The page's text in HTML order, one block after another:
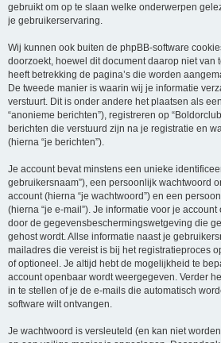
gebruikt om op te slaan welke onderwerpen
je gebruikerservaring.
Wij kunnen ook buiten de phpBB-software
doorzoekt, hoewel dit document daarop niet van
heeft betrekking de pagina’s die worden
De tweede manier is waarin wij je informatie
verstuurt. Dit is onder andere het plaatsen als
“anonieme berichten”), registreren op
berichten die verstuurd zijn na je registratie en
(hierna “je berichten”).
Je account bevat minstens een unieke
gebruikersnaam”), een persoonlijk wachtwoord
account (hierna “je wachtwoord”) en een
(hierna “je e-mail”). Je informatie voor je account
door de gegevensbeschermingswetgeving die
gehost wordt. Allse informatie naast je
mailadres die vereist is bij het registratieproces
of optioneel. Je altijd hebt de mogelijkheid te
account openbaar wordt weergegeven. Verder
in te stellen of je de e-mails die automatisch
software wilt ontvangen.
Je wachtwoord is versleuteld (en kan niet